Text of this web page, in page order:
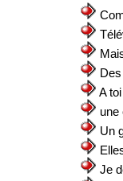
A
une
Un
Je